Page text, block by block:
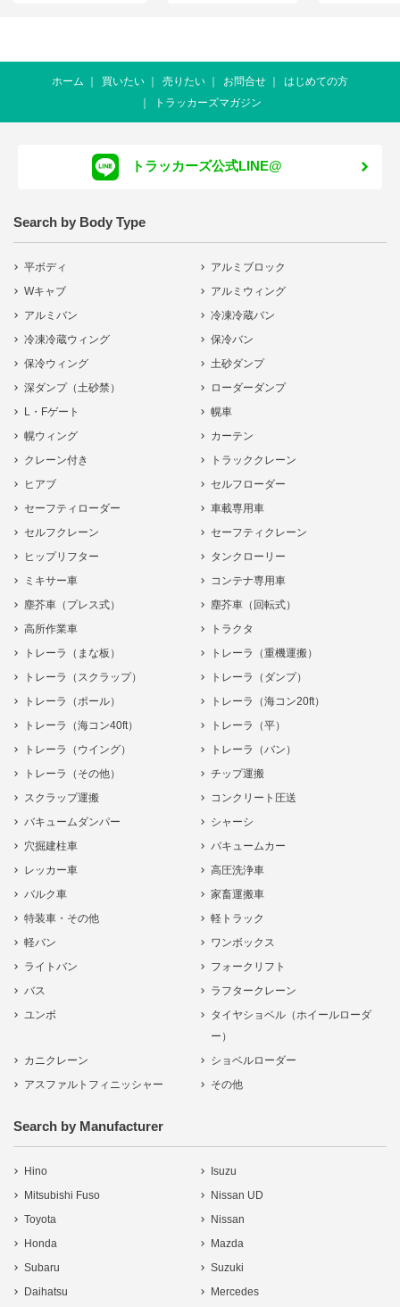
ホーム 買いたい 売りたい お問合せ
はじめての方
トラッカーズマガジン
トラッカーズ公式LINE@
Search by Body Type
平ボディ
アルミブロック
Wキャブ
アルミウィング
アルミバン
冷凍冷蔵バン
冷凍冷蔵ウィング
保冷バン
保冷ウィング
土砂ダンプ
深ダンプ（土砂禁）
ローダーダンプ
L・Fゲート
幌車
幌ウィング
カーテン
クレーン付き
トラッククレーン
ヒアブ
セルフローダー
セーフティローダー
車載専用車
セルフクレーン
セーフティクレーン
ヒップリフター
タンクローリー
ミキサー車
コンテナ専用車
塵芥車（プレス式）
塵芥車（回転式）
高所作業車
トラクタ
トレーラ（まな板）
トレーラ（重機運搬）
トレーラ（スクラップ）
トレーラ（ダンプ）
トレーラ（ポール）
トレーラ（海コン20ft）
トレーラ（海コン40ft）
トレーラ（平）
トレーラ（ウイング）
トレーラ（バン）
トレーラ（その他）
チップ運搬
スクラップ運搬
コンクリート圧送
バキュームダンパー
シャーシ
穴掘建柱車
バキュームカー
レッカー車
高圧洗浄車
バルク車
家畜運搬車
特装車・その他
軽トラック
軽バン
ワンボックス
ライトバン
フォークリフト
バス
ラフタークレーン
ユンボ
タイヤショベル（ホイールローダ
ー）
カニクレーン
ショベルローダー
アスファルトフィニッシャー
その他
Search by Manufacturer
Hino
Isuzu
Mitsubishi Fuso
Nissan UD
Toyota
Nissan
Honda
Mazda
Subaru
Suzuki
Daihatsu
Mercedes